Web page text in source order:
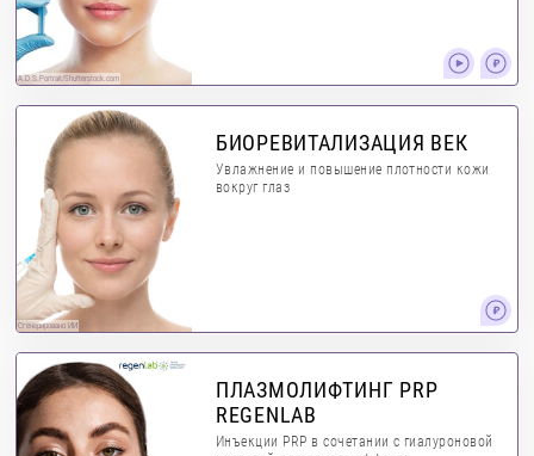
A.D.S.Portrait/Shutterstock.com
Сгенерировано ИИ
БИОРЕВИТАЛИЗАЦИЯ ВЕК
Увлажнение и повышение плотности кожи
вокруг глаз
ПЛАЗМОЛИФТИНГ PRP
REGENLAB
Инъекции PRP в сочетании с гиалуроновой